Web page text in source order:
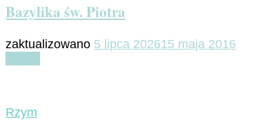
Bazylika św. Piotra
zaktualizowano 5 lipca 202615 maja 2016
Rzym